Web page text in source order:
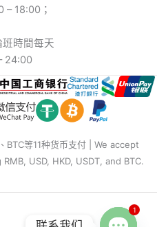
– 18:00；
時間每天
24:00
BTC等11种货币支付 | We accept
USD, HKD, USDT, and BTC.
1